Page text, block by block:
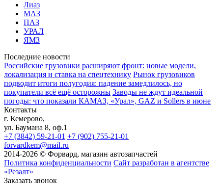
Лиаз
МАЗ
ПАЗ
УРАЛ
ЯМЗ
Последние новости
Российские грузовики расширяют фронт: новые модели,
локализация и ставка на спецтехнику Рынок грузовиков
подводит итоги полугодия: падение замедлилось, но
покупатели всё ещё осторожны Заводы не ждут идеальной
погоды: что показали КАМАЗ, «Урал», GAZ и Sollers в июне
Контакты
г. Кемерово,
ул. Баумана 8, оф.1
+7 (3842) 59-21-01 +7 (902) 755-21-01
forvardkem@mail.ru
2014-2026 © Форвард, магазин автозапчастей
Политика конфиденциальности Сайт разработан в агентстве
«Резалт»
Заказать звонок